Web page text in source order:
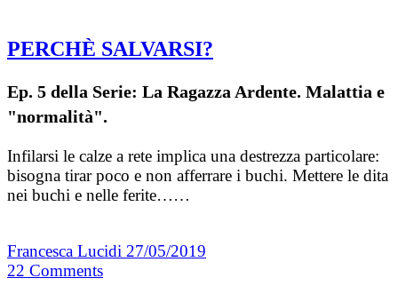
PERCHÈ SALVARSI?
Ep. 5 della Serie: La Ragazza Ardente. Malattia e
"normalità".
Infilarsi le calze a rete implica una destrezza particolare:
bisogna tirar poco e non afferrare i buchi. Mettere le dita
nei buchi e nelle ferite……
Francesca Lucidi 27/05/2019
22 Comments